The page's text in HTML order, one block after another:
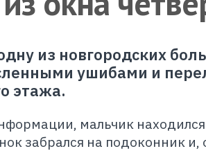
из новгородских
ушибами и
этажа.
мальчик
забрался на подоконник